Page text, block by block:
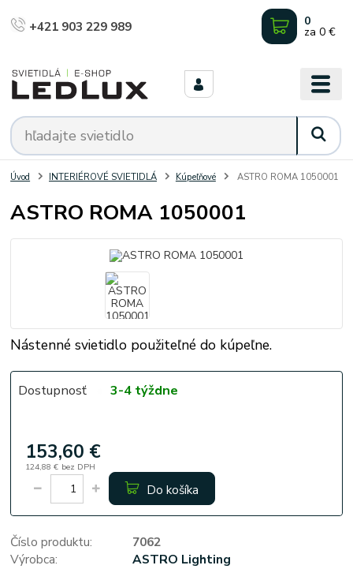
+421 903 229 989 0
za 0 €
Úvod INTERIÉROVÉ SVIETIDLÁ Kúpeľňové ASTRO ROMA 1050001
ASTRO ROMA 1050001
Nástenné svietidlo použiteľné do kúpeľne.
Dostupnosť 3-4 týždne
153,60 €
124,88 € bez DPH
Do košíka
Číslo produktu:
7062
Výrobca:
ASTRO Lighting